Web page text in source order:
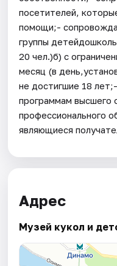
посетителей,
помощи;-
группы
20 чел.)б) с
месяц (в
не достигшие 18
программам высшего
профессионального
являющиеся
Адрес
Музей кукол и